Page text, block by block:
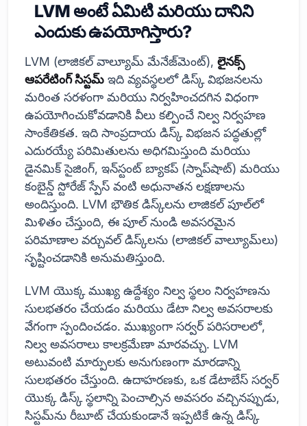
LVM అంటే ఏమిటి మరియు దానిని
ఎందుకు ఉపయోగిస్తారు?
LVM (లాజికల్ వాల్యూమ్ మేనేజ్‌మెంట్), లైనక్స్
ఆపరేటింగ్ సిస్టమ్ ఇది వ్యవస్థలలో డిస్క్ విభజనలను
మరింత సరళంగా మరియు నిర్వహించదగిన విధంగా
ఉపయోగించుకోవడానికి వీలు కల్పించే నిల్వ నిర్వహణ
సాంకేతికత. ఇది సాంప్రదాయ డిస్క్ విభజన పద్ధతుల్లో
ఎదురయ్యే పరిమితులను అధిగమిస్తుంది మరియు
డైనమిక్ సైజింగ్, ఇన్‌స్టంట్ బ్యాకప్ (స్నాప్‌షాట్) మరియు
కంబైన్డ్ స్టోరేజ్ స్పేస్ వంటి అధునాతన లక్షణాలను
అందిస్తుంది. LVM భౌతిక డిస్క్‌లను లాజికల్ పూల్‌లో
మిళితం చేస్తుంది, ఈ పూల్ నుండి అవసరమైన
పరిమాణాల వర్చువల్ డిస్క్‌లను (లాజికల్ వాల్యూమ్‌లు)
సృష్టించడానికి అనుమతిస్తుంది.
LVM యొక్క ముఖ్య ఉద్దేశ్యం నిల్వ స్థలం నిర్వహణను
సులభతరం చేయడం మరియు డేటా నిల్వ అవసరాలకు
వేగంగా స్పందించడం. ముఖ్యంగా సర్వర్ పరిసరాలలో,
నిల్వ అవసరాలు కాలక్రమేణా మారవచ్చు. LVM
అటువంటి మార్పులకు అనుగుణంగా మారడాన్ని
సులభతరం చేస్తుంది. ఉదాహరణకు, ఒక డేటాబేస్ సర్వర్
యొక్క డిస్క్ స్థలాన్ని పెంచాల్సిన అవసరం వచ్చినప్పుడు,
సిస్టమ్‌ను రీబూట్ చేయకుండానే ఇప్పటికే ఉన్న డిస్క్